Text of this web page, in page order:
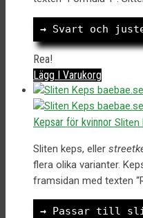
alternativen
väljas
på
produktsidan
→ Svart och
Rea!
Lägg I Varukorg
Kepsar för kvinnor Sliten
Sliten keps, eller
flera olika varianter.
framsidan med texten
→ Passar till